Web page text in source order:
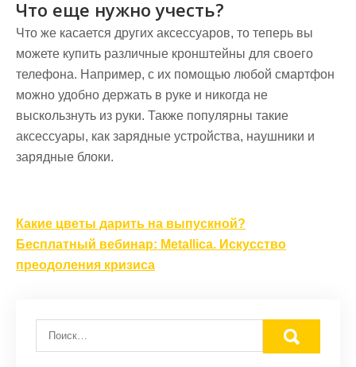
Что еще нужно учесть?
Что же касается других аксессуаров, то теперь вы
можете купить различные кронштейны для своего
телефона. Например, с их помощью любой смартфон
можно удобно держать в руке и никогда не
выскользнуть из руки. Также популярны такие
аксессуары, как зарядные устройства, наушники и
зарядные блоки.
Навигация
по
записям
Какие цветы дарить на выпускной?
Бесплатный вебинар: Metallica. Искусство
преодоления кризиса